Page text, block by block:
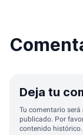
Deja tu
Tu comentario
publicado. Por
contenido histórico.